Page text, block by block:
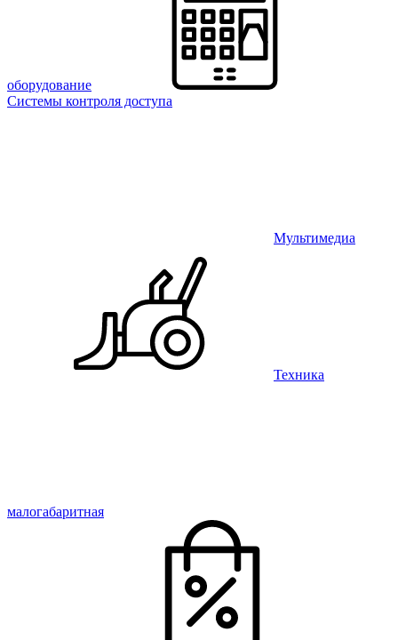
оборудование
Системы контроля доступа
Мультимедиа
Техника
малогабаритная